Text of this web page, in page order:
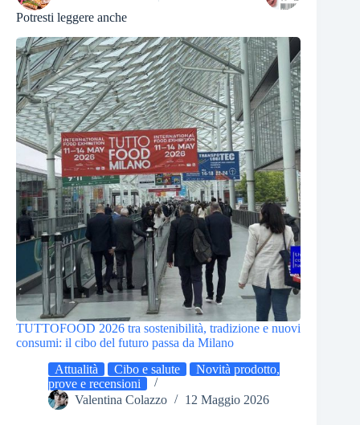
Potresti leggere anche
TUTTOFOOD 2026 tra sostenibilità, tradizione e nuovi
consumi: il cibo del futuro passa da Milano
Attualità
Cibo e salute
Novità prodotto,
prove e recensioni
Valentina Colazzo
12 Maggio 2026